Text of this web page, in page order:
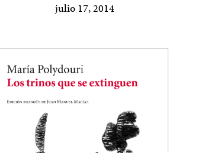
julio 17, 2014